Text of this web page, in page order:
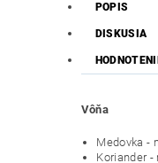
POPIS
DISKUSIA
Vôňa
Medovka -
Koriander